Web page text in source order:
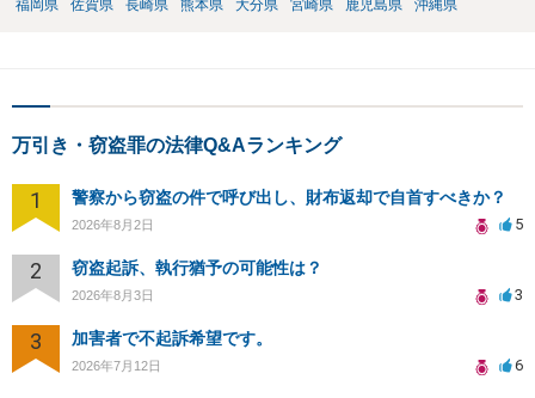
福岡県
佐賀県 長崎県 熊本県 大分県 宮崎県 鹿児島県 沖縄県
万引き・窃盗罪の法律Q&Aランキング
1 警察から窃盗の件で呼び出し、財布返却で自首すべきか？
2026年8月2日 5
2 窃盗起訴、執行猶予の可能性は？
2026年8月3日 3
3 加害者で不起訴希望です。
2026年7月12日 6